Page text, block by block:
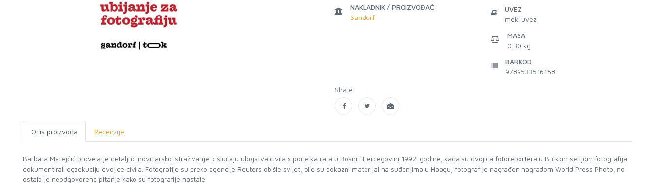
NAKLADNIK / PROIZVOĐAČ
Sandorf
UVEZ
meki uvez
MASA
0.30 kg
BARKOD
9789533516158
Share:
Opis proizvoda Recenzije
Barbara Matejčić provela je detaljno novinarsko istraživanje o slučaju ubojstva civila s početka rata u Bosni i Hercegovini 1992. godine, kada su dvojica fotoreportera u Brčkom serijom fotografija
dokumentirali egzekuciju dvojice civila. Fotografije su preko agencije Reuters obišle svijet, bile su dokazni materijal na suđenjima u Haagu, fotograf je nagrađen nagradom World Press Photo, no
ostalo je neodgovoreno pitanje kako su fotografije nastale.